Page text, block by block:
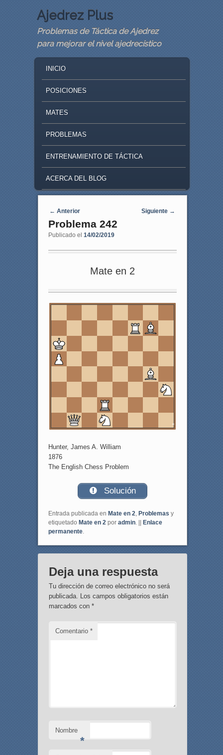
Ajedrez Plus
Problemas de Táctica de Ajedrez
para mejorar el nivel ajedrecístico
SKIP TO PRIMARY CONTENT
SKIP TO SECONDARY CONTENT
INICIO
POSICIONES
MATES
PROBLEMAS
ENTRENAMIENTO DE TÁCTICA
ACERCA DEL BLOG
Navegaci�n de entradas
← Anterior Siguiente →
Problema 242
Publicado el 14/02/2019
Mate en 2
b d
Hunter, James A. William
1876
The English Chess Problem
Solución
Entrada publicada en Mate en 2, Problemas y
etiquetado Mate en 2por admin. ||
Enlace
permanente.
Deja una respuesta
Tu dirección de correo electrónico no será
publicada. Los campos obligatorios están
marcados con *
Comentario *
Nombre
*